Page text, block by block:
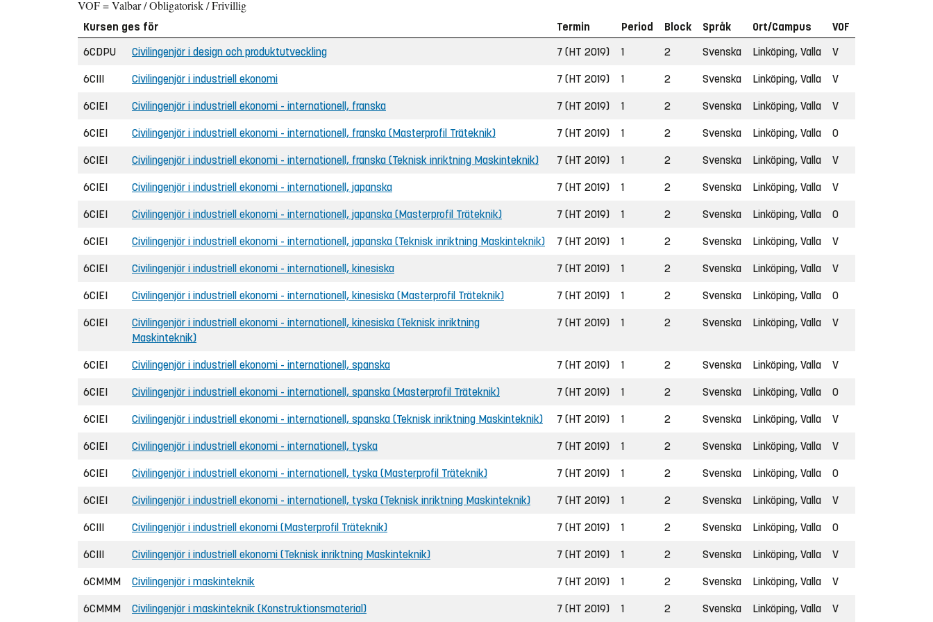
VOF = Valbar / Obligatorisk / Frivillig
Kursen ges för Termin Period Block Språk Ort/Campus
VOF
6CDPU
Civilingenjör i design och produktutveckling 7 (HT 2019) 1 2 Svenska Linköping, Valla V
6CIII Civilingenjör i industriell ekonomi 7 (HT 2019) 1 2 Svenska Linköping, Valla V
6CIEI Civilingenjör i industriell ekonomi - internationell, franska 7 (HT 2019) 1 2 Svenska Linköping, Valla V
6CIEI Civilingenjör i industriell ekonomi - internationell, franska (Masterprofil Träteknik) 7 (HT 2019) 1 2 Svenska Linköping, Valla O
6CIEI Civilingenjör i industriell ekonomi - internationell, franska (Teknisk inriktning Maskinteknik) 7 (HT 2019) 1 2 Svenska Linköping, Valla V
6CIEI Civilingenjör i industriell ekonomi - internationell, japanska 7 (HT 2019) 1 2 Svenska Linköping, Valla V
6CIEI Civilingenjör i industriell ekonomi - internationell, japanska (Masterprofil Träteknik) 7 (HT 2019) 1 2 Svenska Linköping, Valla O
6CIEI Civilingenjör i industriell ekonomi - internationell, japanska (Teknisk inriktning Maskinteknik) 7 (HT 2019) 1 2 Svenska Linköping, Valla V
6CIEI Civilingenjör i industriell ekonomi - internationell, kinesiska 7 (HT 2019) 1 2 Svenska Linköping, Valla V
6CIEI Civilingenjör i industriell ekonomi - internationell, kinesiska (Masterprofil Träteknik) 7 (HT 2019) 1 2 Svenska Linköping, Valla O
6CIEI
Civilingenjör i industriell ekonomi - internationell, kinesiska (Teknisk inriktning
Maskinteknik)
7 (HT 2019) 1 2 Svenska Linköping, Valla V
6CIEI Civilingenjör i industriell ekonomi - internationell, spanska 7 (HT 2019) 1 2 Svenska Linköping, Valla V
6CIEI Civilingenjör i industriell ekonomi - internationell, spanska (Masterprofil Träteknik) 7 (HT 2019) 1 2 Svenska Linköping, Valla O
6CIEI Civilingenjör i industriell ekonomi - internationell, spanska (Teknisk inriktning Maskinteknik) 7 (HT 2019) 1 2 Svenska Linköping, Valla V
6CIEI Civilingenjör i industriell ekonomi - internationell, tyska 7 (HT 2019) 1 2 Svenska Linköping, Valla V
6CIEI Civilingenjör i industriell ekonomi - internationell, tyska (Masterprofil Träteknik) 7 (HT 2019) 1 2 Svenska Linköping, Valla O
6CIEI Civilingenjör i industriell ekonomi - internationell, tyska (Teknisk inriktning Maskinteknik) 7 (HT 2019) 1 2 Svenska Linköping, Valla V
6CIII Civilingenjör i industriell ekonomi (Masterprofil Träteknik) 7 (HT 2019) 1 2 Svenska Linköping, Valla O
6CIII Civilingenjör i industriell ekonomi (Teknisk inriktning Maskinteknik) 7 (HT 2019) 1 2 Svenska Linköping, Valla V
6CMMM Civilingenjör i maskinteknik 7 (HT 2019) 1 2 Svenska Linköping, Valla V
6CMMM Civilingenjör i maskinteknik (Konstruktionsmaterial) 7 (HT 2019) 1 2 Svenska Linköping, Valla V